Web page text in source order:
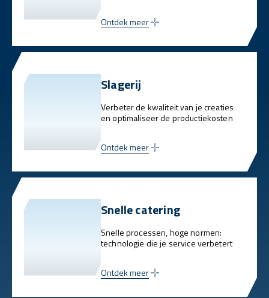
Ontdek meer
Slagerij
Verbeter de kwaliteit van je creaties
en optimaliseer de productiekosten
Ontdek meer
Snelle catering
Snelle processen, hoge normen:
technologie die je service verbetert
Ontdek meer